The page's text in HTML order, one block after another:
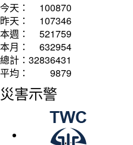
今天：
100870
昨天：
107346
本週：
521759
本月：
632954
總計： 32836431
平均：
9879
災害示警